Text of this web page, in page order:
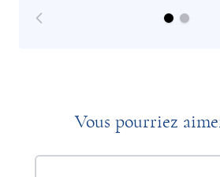
Vous pourriez